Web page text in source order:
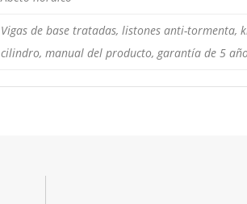
Vigas de base tratadas, listones anti-tormenta,
cilindro, manual del producto, garantía de 5